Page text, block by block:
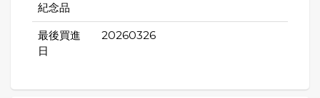
紀念品
最後買進
日
20260326